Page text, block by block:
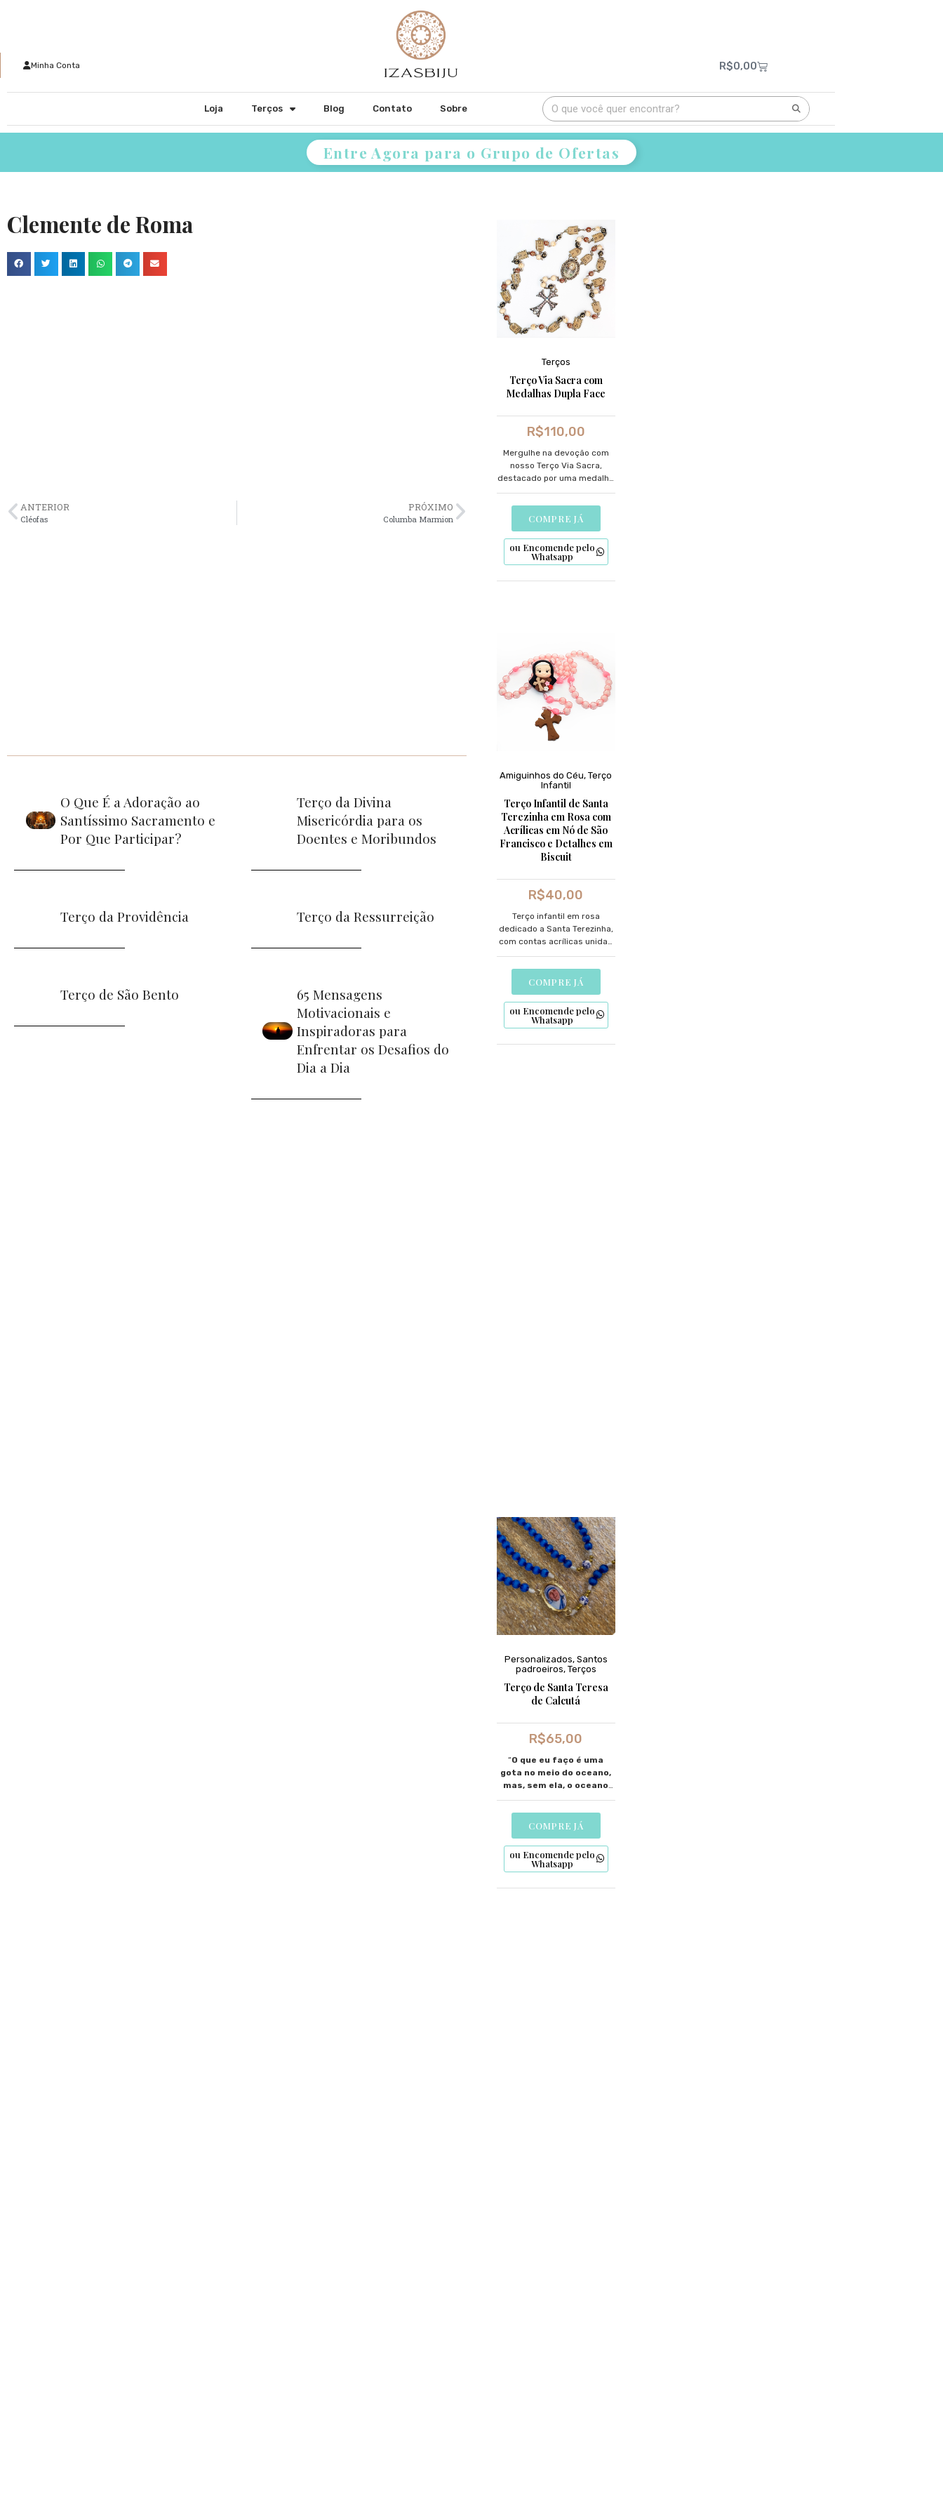
Minha Conta R$0,00
Loja Terços Blog Contato Sobre
Entre Agora para o Grupo de Ofertas
Clemente de Roma
ANTERIOR
Cléofas
PRÓXIMO
Columba Marmion
O Que É a Adoração ao
Santíssimo Sacramento e
Por Que Participar?
Terço da Divina
Misericórdia para os
Doentes e Moribundos
Terço da Providência Terço da Ressurreição
Terço de São Bento
65 Mensagens
Motivacionais e
Inspiradoras para
Enfrentar os Desafios do
Dia a Dia
Terços
Terço Via Sacra com
Medalhas Dupla Face
R$110,00
Mergulhe na devoção com
nosso Terço Via Sacra,
destacado por uma medalha
dupla face meticulosamente
desenhada.
COMPRE JÁ
ou Encomende pelo
Whatsapp
Amiguinhos do Céu,Terço
Infantil
Terço Infantil de Santa
Terezinha em Rosa com
Acrílicas em Nó de São
Francisco e Detalhes em
Biscuit
R$40,00
Terço infantil em rosa
dedicado a Santa Terezinha,
com contas acrílicas unidas
biscuit. Uma expressão de fé
COMPRE JÁ
ou Encomende pelo
Whatsapp
Personalizados, Santos
padroeiros, Terços
Terço de Santa Teresa
de Calcutá
R$65,00
“O que eu faço é uma
gota no meio do oceano,
mas, sem ela, o oceano
COMPRE JÁ
ou Encomende pelo
Whatsapp